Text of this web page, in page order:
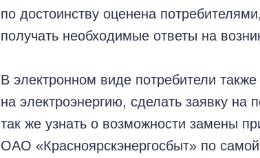
по достоинству оценена
получать необходимые ответы на
В электронном виде потребители
на электроэнергию, сделать заявку на
так же узнать о возможности замены
ОАО «Красноярскэнергосбыт» по